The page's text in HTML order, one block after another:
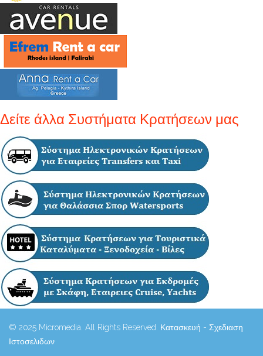
Δείτε άλλα Συστήματα Κρατήσεων μας
© 2025 Micromedia. All Rights Reserved. Κατασκευή - Σχεδιαση
Ιστοσελιδων